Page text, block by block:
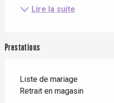
Lire la suite
Prestations
Liste de mariage
Retrait en magasin